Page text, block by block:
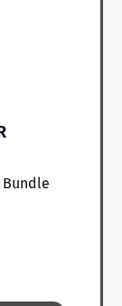
Bundle